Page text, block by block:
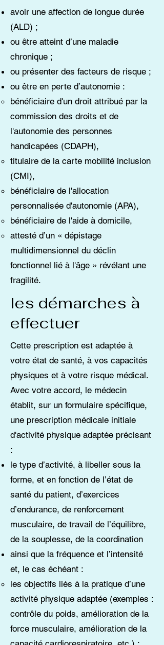
avoir une affection de longue durée
(ALD) ;
ou être atteint d’une maladie
chronique ;
ou présenter des facteurs de risque ;
ou être en perte d’autonomie :
bénéficiaire d'un droit attribué par la
commission des droits et de
l'autonomie des personnes
handicapées (CDAPH),
titulaire de la carte mobilité inclusion
(CMI),
bénéficiaire de l'allocation
personnalisée d'autonomie (APA),
bénéficiaire de l'aide à domicile,
attesté d’un « dépistage
multidimensionnel du déclin
fonctionnel lié à l'âge » révélant une
fragilité.
les démarches à
effectuer
Cette prescription est adaptée à
votre état de santé, à vos capacités
physiques et à votre risque médical.
Avec votre accord, le médecin
établit, sur un formulaire spécifique,
une prescription médicale initiale
d'activité physique adaptée précisant
:
le type d’activité, à libeller sous la
forme, et en fonction de l’état de
santé du patient, d’exercices
d’endurance, de renforcement
musculaire, de travail de l’équilibre,
de la souplesse, de la coordination
ainsi que la fréquence et l’intensité
et, le cas échéant :
les objectifs liés à la pratique d’une
activité physique adaptée (exemples :
contrôle du poids, amélioration de la
force musculaire, amélioration de la